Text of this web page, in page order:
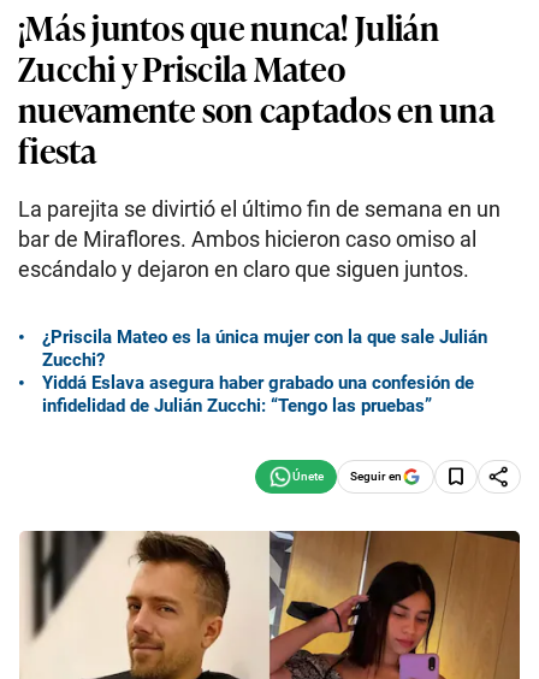
¡Más juntos que nunca! Julián
Zucchi y Priscila Mateo
nuevamente son captados en una
fiesta
La parejita se divirtió el último fin de semana en un
bar de Miraflores. Ambos hicieron caso omiso al
escándalo y dejaron en claro que siguen juntos.
¿Priscila Mateo es la única mujer con la que sale Julián
Zucchi?
Yiddá Eslava asegura haber grabado una confesión de
infidelidad de Julián Zucchi: “Tengo las pruebas”
Seguir en